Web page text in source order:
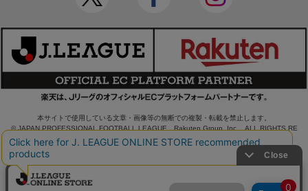
本サイトで使用している文章・画像等の無断での複製・転載を禁止します。
© JAPAN PROFESSIONAL FOOTBALL LEAGUE Rakuten Group, Inc. ALL RIGHTS RE
SERVED.